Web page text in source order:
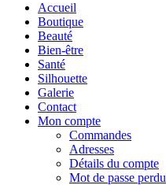
Accueil
Boutique
Beauté
Bien-être
Santé
Silhouette
Galerie
Contact
Mon compte
Commandes
Adresses
Détails du compte
Mot de passe perdu